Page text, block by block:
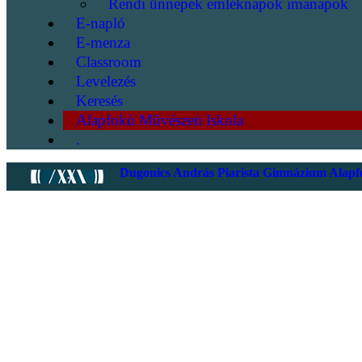
Rendi ünnepek emléknapok imanapok
E-napló
E-menza
Classroom
Levelezés
Keresés
Alapfokú Művészeti Iskola
.
Dugonics András Piarista Gimnázium